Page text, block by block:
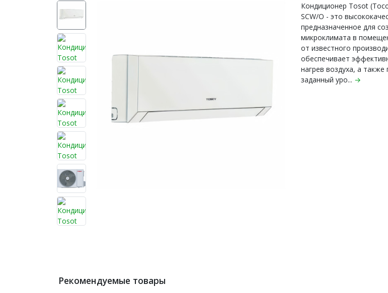
Кондиционер Tosot
SCW/O - это
предназначенное для
микроклимата в
от известного
обеспечивает
нагрев воздуха, а
заданный уро... →
Рекомендуемые товары